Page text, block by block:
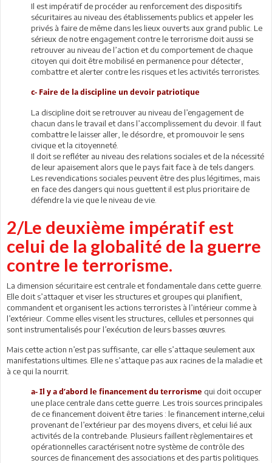
Il est impératif de procéder au renforcement des dispositifs
sécuritaires au niveau des établissements publics et appeler les
privés à faire de même dans les lieux ouverts aux grand public. Le
sérieux de notre engagement contre le terrorisme doit aussi se
retrouver au niveau de l’action et du comportement de chaque
citoyen qui doit être mobilisé en permanence pour détecter,
combattre et alerter contre les risques et les activités terroristes.
c- Faire de la discipline un devoir patriotique
La discipline doit se retrouver au niveau de l’engagement de
chacun dans le travail et dans l’accomplissement du devoir. Il faut
combattre le laisser aller, le désordre, et promouvoir le sens
civique et la citoyenneté.
Il doit se refléter au niveau des relations sociales et de la nécessité
de leur apaisement alors que le pays fait face à de tels dangers.
Les revendications sociales peuvent être des plus légitimes, mais
en face des dangers qui nous guettent il est plus prioritaire de
défendre la vie que le niveau de vie.
2/Le deuxième impératif est
celui de la globalité de la guerre
contre le terrorisme.
La dimension sécuritaire est centrale et fondamentale dans cette guerre.
Elle doit s’attaquer et viser les structures et groupes qui planifient,
commandent et organisent les actions terroristes à l’intérieur comme à
l’extérieur. Comme elles visent les structures, cellules et personnes qui
sont instrumentalisés pour l’exécution de leurs basses œuvres.
Mais cette action n’est pas suffisante, car elle s’attaque seulement aux
manifestations ultimes. Elle ne s’attaque pas aux racines de la maladie et
à ce qui la nourrit.
a- Il y a d’abord le financement du terrorisme qui doit occuper
une place centrale dans cette guerre. Les trois sources principales
de ce financement doivent être taries : le financement interne,celui
provenant de l’extérieur par des moyens divers, et celui lié aux
activités de la contrebande. Plusieurs faillent règlementaires et
opérationnelles caractérisent notre système de contrôle des
sources de financement des associations et des partis politiques.